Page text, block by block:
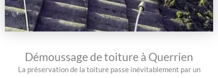
Démoussage de toiture à Querrien
La préservation de la toiture passe inévitablement par un